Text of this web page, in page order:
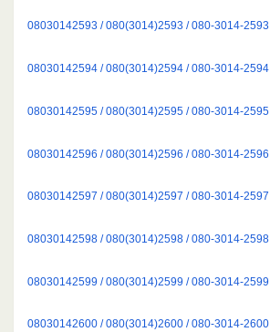
08030142593 / 080(3014)2593 / 080-3014-2593
08030142594 / 080(3014)2594 / 080-3014-2594
08030142595 / 080(3014)2595 / 080-3014-2595
08030142596 / 080(3014)2596 / 080-3014-2596
08030142597 / 080(3014)2597 / 080-3014-2597
08030142598 / 080(3014)2598 / 080-3014-2598
08030142599 / 080(3014)2599 / 080-3014-2599
08030142600 / 080(3014)2600 / 080-3014-2600